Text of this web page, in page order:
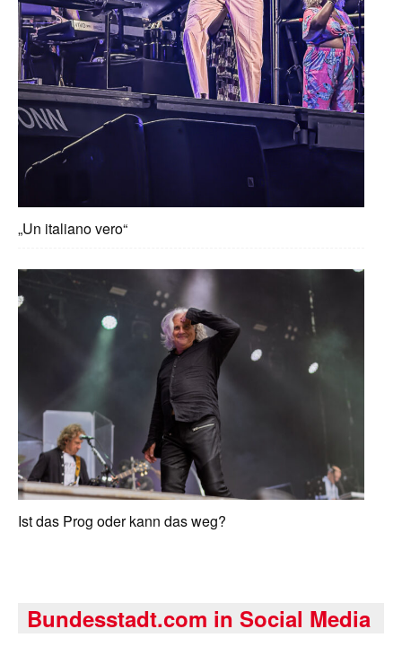
„Un italiano vero“
Ist das Prog oder kann das weg?
Bundesstadt.com in Social Media